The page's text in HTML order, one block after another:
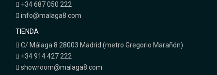
+34 687 050 222
info@malaga8.com
TIENDA
C/ Málaga 8 28003 Madrid (metro Gregorio Marañón)
+34 914 427 222
showroom@malaga8.com